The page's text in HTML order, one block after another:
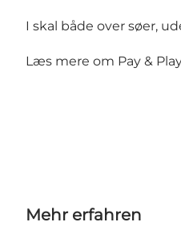
I skal både over søer,
Læs mere om Pay &
Mehr erfahren